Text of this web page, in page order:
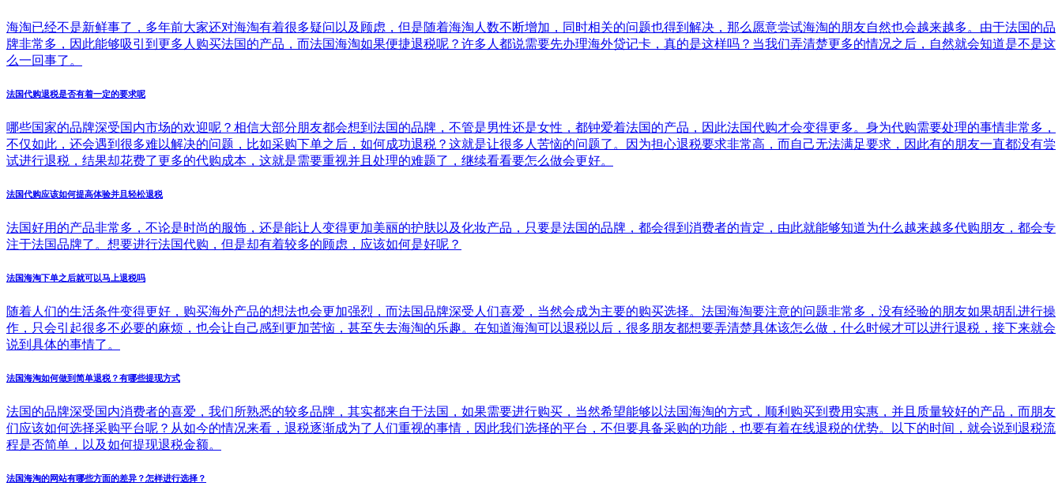
海淘已经不是新鲜事了，多年前大家还对海淘有着很多疑问以及顾虑，但是随着海淘人数不断增加，同时相关的问题也得到解决，那么愿意尝试海淘的朋友自然也会越来越多。由于法国的品
牌非常多，因此能够吸引到更多人购买法国的产品，而法国海淘如果便捷退税呢？许多人都说需要先办理海外贷记卡，真的是这样吗？当我们弄清楚更多的情况之后，自然就会知道是不是这
么一回事了。
法国代购退税是否有着一定的要求呢
哪些国家的品牌深受国内市场的欢迎呢？相信大部分朋友都会想到法国的品牌，不管是男性还是女性，都钟爱着法国的产品，因此法国代购才会变得更多。身为代购需要处理的事情非常多，
不仅如此，还会遇到很多难以解决的问题，比如采购下单之后，如何成功退税？这就是让很多人苦恼的问题了。因为担心退税要求非常高，而自己无法满足要求，因此有的朋友一直都没有尝
试进行退税，结果却花费了更多的代购成本，这就是需要重视并且处理的难题了，继续看看要怎么做会更好。
法国代购应该如何提高体验并且轻松退税
法国好用的产品非常多，不论是时尚的服饰，还是能让人变得更加美丽的护肤以及化妆产品，只要是法国的品牌，都会得到消费者的肯定，由此就能够知道为什么越来越多代购朋友，都会专
注于法国品牌了。想要进行法国代购，但是却有着较多的顾虑，应该如何是好呢？
法国海淘下单之后就可以马上退税吗
随着人们的生活条件变得更好，购买海外产品的想法也会更加强烈，而法国品牌深受人们喜爱，当然会成为主要的购买选择。法国海淘要注意的问题非常多，没有经验的朋友如果胡乱进行操
作，只会引起很多不必要的麻烦，也会让自己感到更加苦恼，甚至失去海淘的乐趣。在知道海淘可以退税以后，很多朋友都想要弄清楚具体该怎么做，什么时候才可以进行退税，接下来就会
说到具体的事情了。
法国海淘如何做到简单退税？有哪些提现方式
法国的品牌深受国内消费者的喜爱，我们所熟悉的较多品牌，其实都来自于法国，如果需要进行购买，当然希望能够以法国海淘的方式，顺利购买到费用实惠，并且质量较好的产品，而朋友
们应该如何选择采购平台呢？从如今的情况来看，退税逐渐成为了人们重视的事情，因此我们选择的平台，不但要具备采购的功能，也要有着在线退税的优势。以下的时间，就会说到退税流
程是否简单，以及如何提现退税金额。
法国海淘的网站有哪些方面的差异？怎样进行选择？